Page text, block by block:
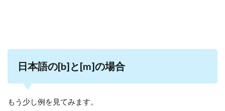
日本語の[b]と[m]の場合
もう少し例を見てみます。